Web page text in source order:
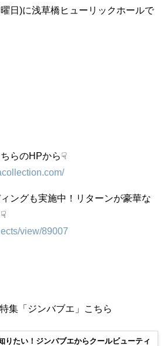
日)に浅草橋ヒューリックホールで
らのHPから☟
ングも実施中！リターンが豪華な
view/89007
集「ジンバブエ」こちら
りたい！ジンバブエからクールビューティ